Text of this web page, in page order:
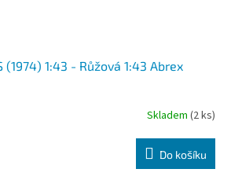
(1974) 1:43 - Růžová 1:43 Abrex
Skladem (2 ks)
Do košíku